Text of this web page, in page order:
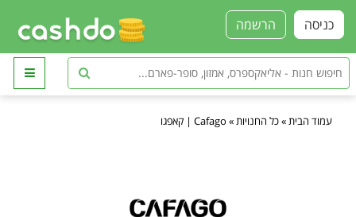
הרשמה כניסה
עמוד הבית »כל החנויות » Cafago | קאפגו